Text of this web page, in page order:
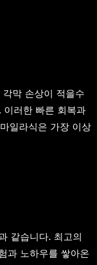
막 손상이 적을수
이러한 빠른 회복과
일라식은 가장 이상
같습니다. 최고의
과 노하우를 쌓아온